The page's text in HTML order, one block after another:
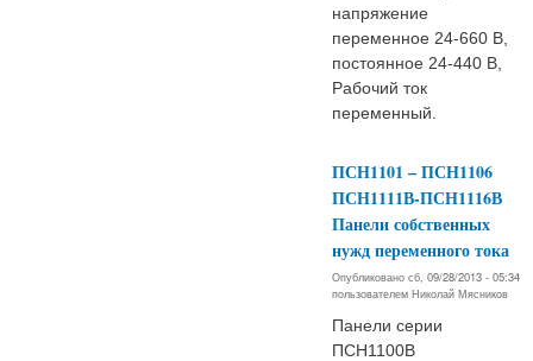
напряжение
переменное 24-660 В,
постоянное 24-440 В,
Рабочий ток
переменный.
ПСН1101 – ПСН1106
ПСН1111В-ПСН1116В
Панели собственных
нужд переменного тока
Опубликовано сб, 09/28/2013 - 05:34
пользователем Николай Мясников
Панели серии
ПСН1100В